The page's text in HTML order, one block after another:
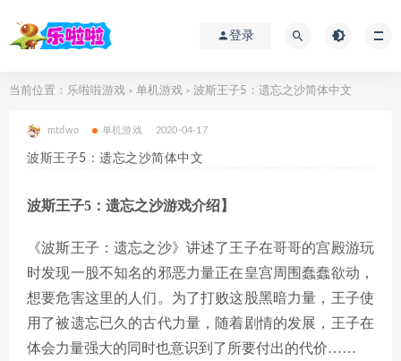
登录
当前位置： 乐啦啦游戏 > 单机游戏 > 波斯王子5：遗忘之沙简体中文
mtdwo 单机游戏 2020-04-17
波斯王子5：遗忘之沙简体中文
波斯王子5：遗忘之沙游戏介绍】
《波斯王子：遗忘之沙》讲述了王子在哥哥的宫殿游玩
时发现一股不知名的邪恶力量正在皇宫周围蠢蠢欲动，
想要危害这里的人们。为了打败这股黑暗力量，王子使
用了被遗忘已久的古代力量，随着剧情的发展，王子在
体会力量强大的同时也意识到了所要付出的代价……